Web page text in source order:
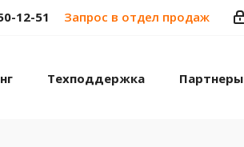
12-51 Запрос в отдел продаж
Техподдержка Партнеры